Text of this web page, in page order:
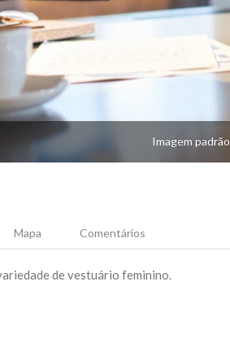
Imagem padrão
Mapa Comentários
de vestuário feminino.